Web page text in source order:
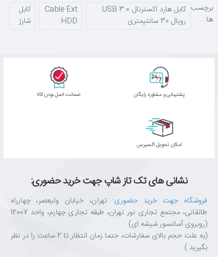
برچسب
ها:
کابل هارد اکسترنال USB 3.0
رویال 30 سانتیمتری
Cable Ext
HDD
کابل
شارژ
پشتیبانی و مشاوره رایگان ﺿﻤﺎﻧﺖ اﺻﻞ ﺑﻮدن ﮐﺎﻟﺎ
اﻣﮑﺎن ﺗﺤﻮﯾﻞ اﮐﺴﭙﺮس
نشانی های تک تاز شاپ جهت خرید حضوری:
فروشگاه جهت خرید حضوری: تهران، خیابان ولیعصر، چهارراه
طالقانی، مجتمع تجاری نور تهران، طبقه تجاری چهارم، واحد 12007
(روبروی آسانسور شیشه ای)
(به علت حجم بالای سفارشات، حتما زمان انتظار تا 2 ساعت را در نظر
بگیرید.)